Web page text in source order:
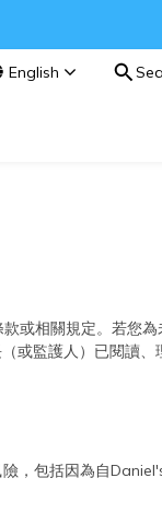
English
或相關規定。若您
或監護人）已閱讀、
，包括因為自